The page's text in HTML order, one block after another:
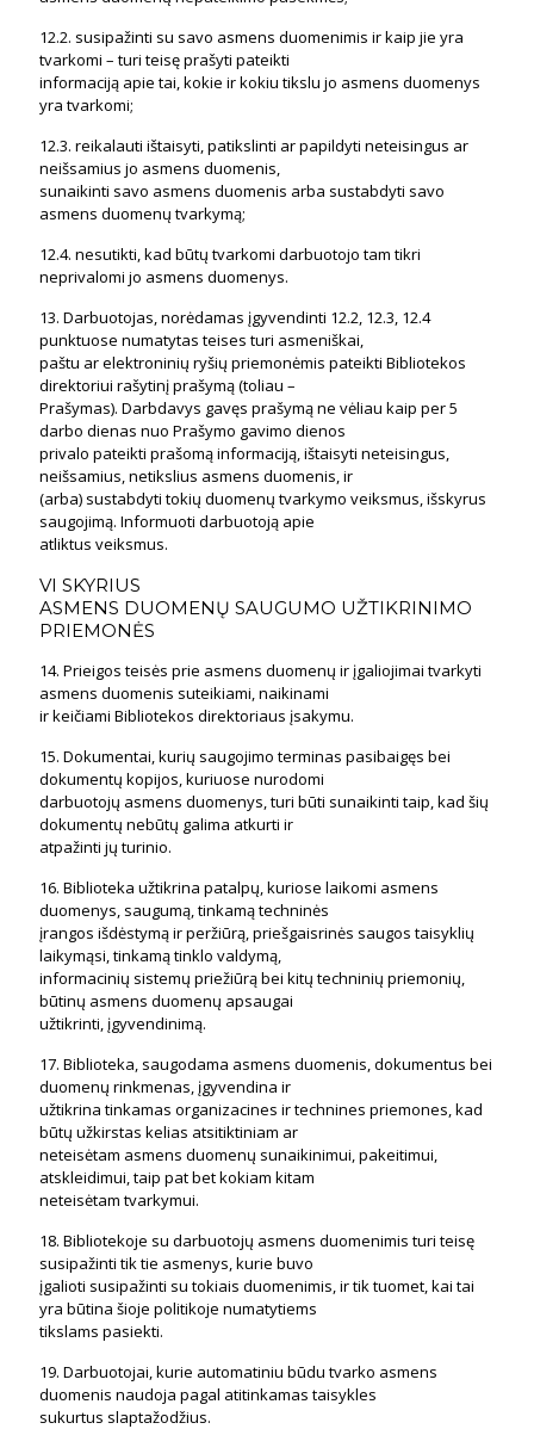
12.2. susipažinti su savo asmens duomenimis ir kaip jie yra
tvarkomi – turi teisę prašyti pateikti
informaciją apie tai, kokie ir kokiu tikslu jo asmens duomenys
yra tvarkomi;
12.3. reikalauti ištaisyti, patikslinti ar papildyti neteisingus ar
neišsamius jo asmens duomenis,
sunaikinti savo asmens duomenis arba sustabdyti savo
asmens duomenų tvarkymą;
12.4. nesutikti, kad būtų tvarkomi darbuotojo tam tikri
neprivalomi jo asmens duomenys.
13. Darbuotojas, norėdamas įgyvendinti 12.2, 12.3, 12.4
punktuose numatytas teises turi asmeniškai,
paštu ar elektroninių ryšių priemonėmis pateikti Bibliotekos
direktoriui rašytinį prašymą (toliau –
Prašymas). Darbdavys gavęs prašymą ne vėliau kaip per 5
darbo dienas nuo Prašymo gavimo dienos
privalo pateikti prašomą informaciją, ištaisyti neteisingus,
neišsamius, netikslius asmens duomenis, ir
(arba) sustabdyti tokių duomenų tvarkymo veiksmus, išskyrus
saugojimą. Informuoti darbuotoją apie
atliktus veiksmus.
VI SKYRIUS
ASMENS DUOMENŲ SAUGUMO UŽTIKRINIMO
PRIEMONĖS
14. Prieigos teisės prie asmens duomenų ir įgaliojimai tvarkyti
asmens duomenis suteikiami, naikinami
ir keičiami Bibliotekos direktoriaus įsakymu.
15. Dokumentai, kurių saugojimo terminas pasibaigęs bei
dokumentų kopijos, kuriuose nurodomi
darbuotojų asmens duomenys, turi būti sunaikinti taip, kad šių
dokumentų nebūtų galima atkurti ir
atpažinti jų turinio.
16. Biblioteka užtikrina patalpų, kuriose laikomi asmens
duomenys, saugumą, tinkamą techninės
įrangos išdėstymą ir peržiūrą, priešgaisrinės saugos taisyklių
laikymąsi, tinkamą tinklo valdymą,
informacinių sistemų priežiūrą bei kitų techninių priemonių,
būtinų asmens duomenų apsaugai
užtikrinti, įgyvendinimą.
17. Biblioteka, saugodama asmens duomenis, dokumentus bei
duomenų rinkmenas, įgyvendina ir
užtikrina tinkamas organizacines ir technines priemones, kad
būtų užkirstas kelias atsitiktiniam ar
neteisėtam asmens duomenų sunaikinimui, pakeitimui,
atskleidimui, taip pat bet kokiam kitam
neteisėtam tvarkymui.
18. Bibliotekoje su darbuotojų asmens duomenimis turi teisę
susipažinti tik tie asmenys, kurie buvo
įgalioti susipažinti su tokiais duomenimis, ir tik tuomet, kai tai
yra būtina šioje politikoje numatytiems
tikslams pasiekti.
19. Darbuotojai, kurie automatiniu būdu tvarko asmens
duomenis naudoja pagal atitinkamas taisykles
sukurtus slaptažodžius.